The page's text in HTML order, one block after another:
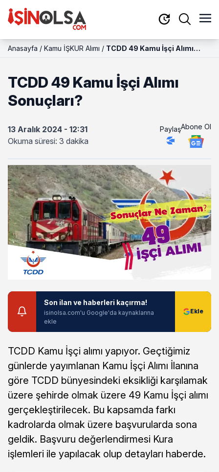
Anasayfa / Kamu İŞKUR Alımı / TCDD 49 Kamu İşçi Alımı
TCDD 49 Kamu İşçi Alımı
Sonuçları?
13 Aralık 2024 - 12:31
Okuma süresi: 3 dakika
PaylaşAbone Ol
Son ilan ve haberleri kaçırma!
isinolsa.com'u Google'da kaynaklarına
ekle
TCDD Kamu İşçi alımı yapıyor. Geçtiğimiz
günlerde yayımlanan Kamu İşçi Alımı İlanına
göre TCDD bünyesindeki eksikliği karşılamak
üzere şehirde olmak üzere 49 Kamu İşçi alımı
gerçekleştirilecek. Bu kapsamda farkı
kadrolarda olmak üzere başvurularda sona
geldik. Başvuru değerlendirmesi Kura
işlemleri ile yapılacak olup detayları haberde.